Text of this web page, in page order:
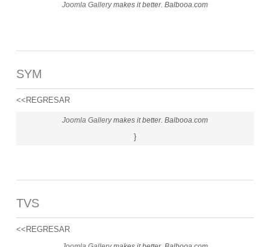
Joomla Gallerymakes it better. Balbooa.com
SYM
<<REGRESAR
Joomla Gallerymakes it better. Balbooa.com
}
TVS
<<REGRESAR